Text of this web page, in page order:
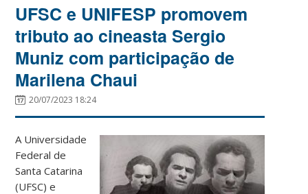
UFSC e UNIFESP promovem
tributo ao cineasta Sergio
Muniz com participação de
Marilena Chaui
20/07/2023 18:24
A Universidade
Federal de
Santa Catarina
(UFSC) e